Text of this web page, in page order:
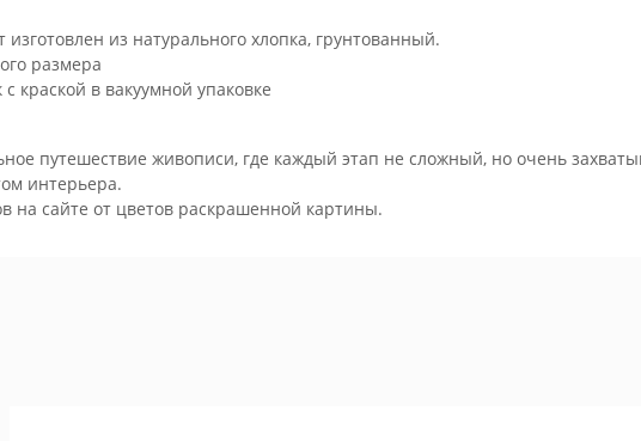
из натурального хлопка, грунтованный.
размера
краской в вакуумной упаковке
путешествие живописи, где каждый этап не сложный, но очень
интерьера.
на сайте от цветов раскрашенной картины.